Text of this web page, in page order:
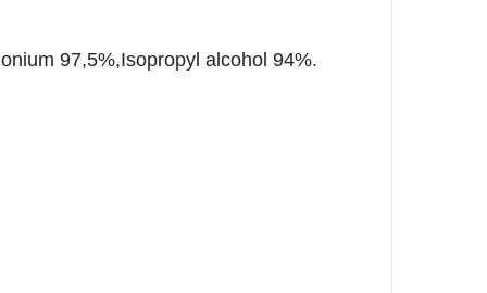
97,5%,Isopropyl alcohol 94%.